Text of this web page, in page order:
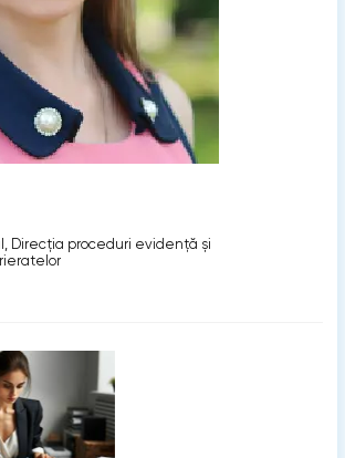
Direcția proceduri evidență și